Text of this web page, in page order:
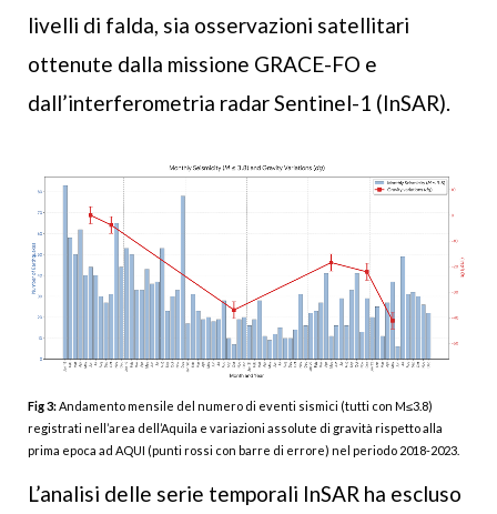
livelli di falda, sia osservazioni satellitari
ottenute dalla missione GRACE-FO e
dall’interferometria radar Sentinel-1 (InSAR).
Fig 3:Andamento mensile del numero di eventi sismici (tutti con M≤3.8)
registrati nell’area dell’Aquila e variazioni assolute di gravità rispetto alla
prima epoca ad AQUI (punti rossi con barre di errore) nel periodo 2018-2023.
L’analisi delle serie temporali InSAR ha escluso